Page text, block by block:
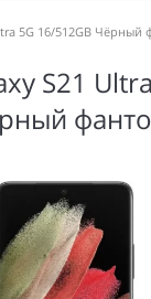
5G 16/512GB Чёрный
S21